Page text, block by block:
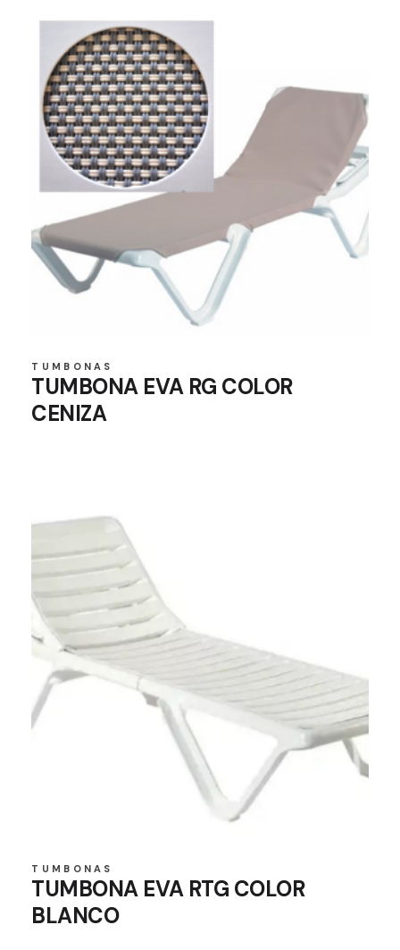
TUMBONAS
TUMBONA EVA RG COLOR
CENIZA
TUMBONAS
TUMBONA EVA RTG COLOR
BLANCO